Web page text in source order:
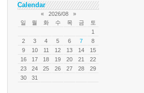
Calendar
« 2026/08
»
일
월 화 수 목 금
토
1
2
3 4 5 6 7
8
9
10 11 12 13 14
15
16
17 18 19 20 21
22
23
24 25 26 27 28
29
30
31